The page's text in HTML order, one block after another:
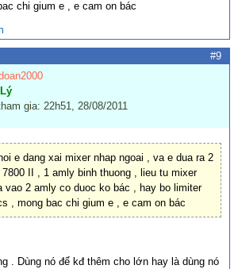
chi gium e , e cam on bác
#9
gia: 22h51, 28/08/2011
e dang xai mixer nhap ngoai , va e dua ra 2
II , 1 amly binh thuong , lieu tu mixer
vao 2 amly co duoc ko bác , hay bo limiter
, mong bac chi gium e , e cam on bác
. Dùng nó để kđ thêm cho lớn hay là dùng nó